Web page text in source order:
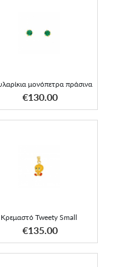
μονόπετρα πράσινα
€130.00
πράσινα
ΑΠΟΚΤΗΣΕ ΤΟ
Κρεμαστό Tweety Small
€135.00
Κρεμαστό Tweety Small
ΑΠΟΚΤΗΣΕ ΤΟ